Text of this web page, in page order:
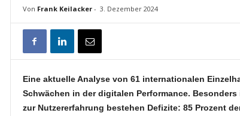
Von Frank Keilacker- 3. Dezember 2024
Eine aktuelle Analyse von 61 internationalen
Schwächen in der digitalen Performance.
zur Nutzererfahrung bestehen Defizite: 85 Prozent